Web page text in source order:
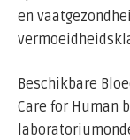
beschikbaar
wordt contact
De health
advies te geven
en
Beschikbare
Care for Human